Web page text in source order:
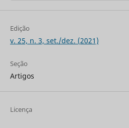
Edição
v. 25, n. 3, set./dez. (2021)
Seção
Artigos
Licença